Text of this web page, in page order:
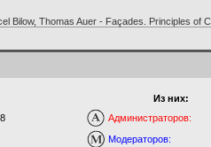
Bilow, Thomas Auer - Façades. Principles of
Из них:
Администраторов:
Модераторов: